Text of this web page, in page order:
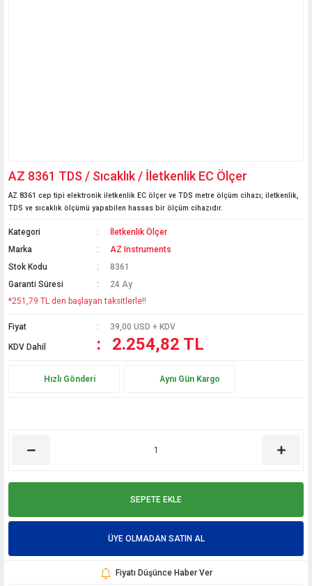
AZ 8361 TDS / Sıcaklık / İletkenlik EC Ölçer
AZ 8361 cep tipi elektronik iletkenlik EC ölçer ve TDS metre ölçüm cihazı; iletkenlik,
TDS ve sıcaklık ölçümü yapabilen hassas bir ölçüm cihazıdır.
Kategori
İletkenlik Ölçer
Marka
AZ Instruments
Stok Kodu
8361
Garanti Süresi
24 Ay
*251,79 TL den başlayan taksitlerle!!
Fiyat 39,00 USD + KDV
KDV Dahil 2.254,82 TL
Hızlı Gönderi Aynı Gün Kargo
SEPETE EKLE
ÜYE OLMADAN SATIN AL
Fiyatı Düşünce Haber Ver